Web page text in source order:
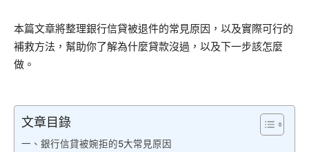
本篇文章將整理銀行信貸被退件的常見原因，以及實際可行的
補救方法，幫助你了解為什麼貸款沒過，以及下一步該怎麼
做。
文章目錄
一、銀行信貸被婉拒的5大常見原因